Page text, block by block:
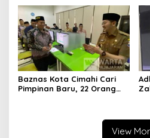
Baznas Kota Cimahi Cari
Pimpinan Baru, 22 Orang
View